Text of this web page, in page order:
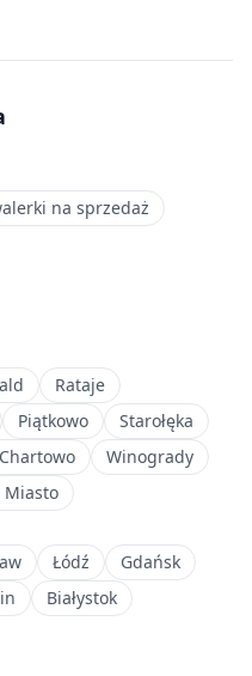
na sprzedaż
Rataje
Piątkowo
Starołęka
Chartowo
Winogrady
Miasto
Łódź
Gdańsk
Białystok